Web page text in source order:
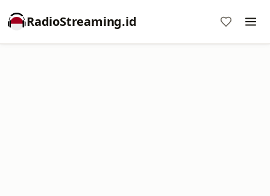
RadioStreaming.id